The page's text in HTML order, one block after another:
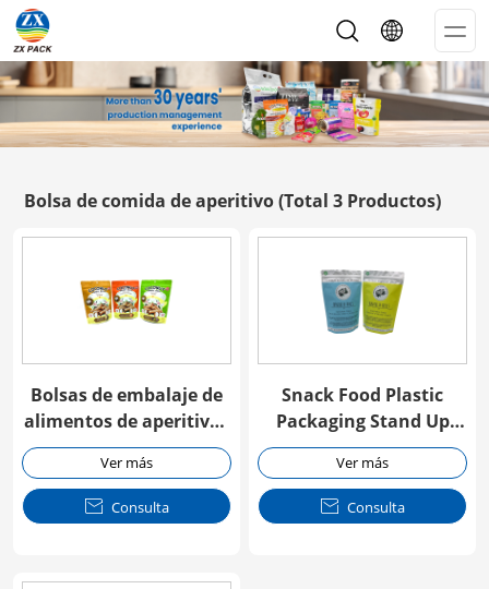
Bolsa de comida de aperitivo(Total 3 Productos)
Bolsas de embalaje de
alimentos de aperitivos
de alta barrera
personalizadas
Ver más
 Consulta
Snack Food Plastic
Packaging Stand Up
Bolsa de cremallera
Ver más
 Consulta